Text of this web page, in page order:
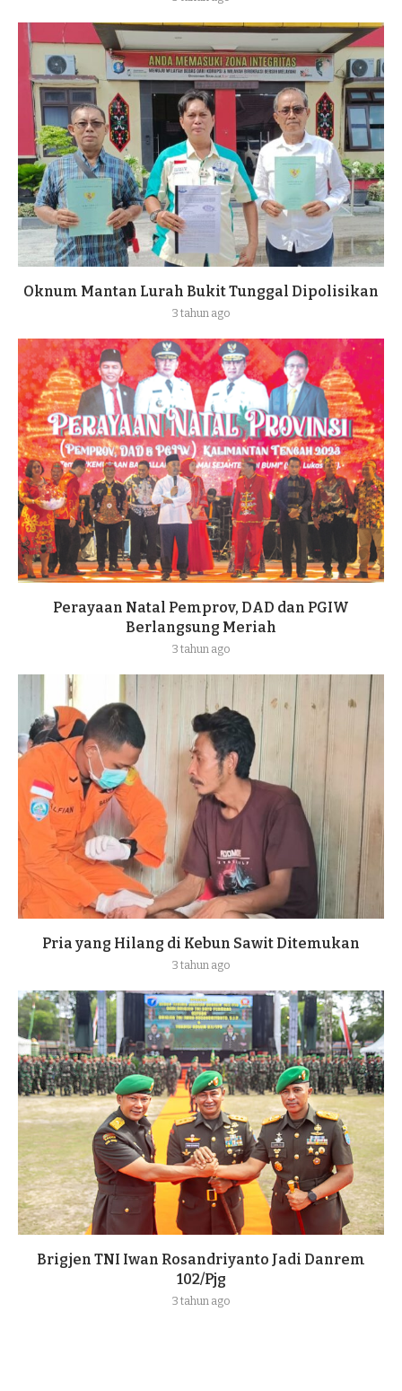
Oknum Mantan Lurah Bukit Tunggal Dipolisikan
3 tahun ago
Perayaan Natal Pemprov, DAD dan PGIW
Berlangsung Meriah
3 tahun ago
Pria yang Hilang di Kebun Sawit Ditemukan
3 tahun ago
Brigjen TNI Iwan Rosandriyanto Jadi Danrem
102/Pjg
3 tahun ago